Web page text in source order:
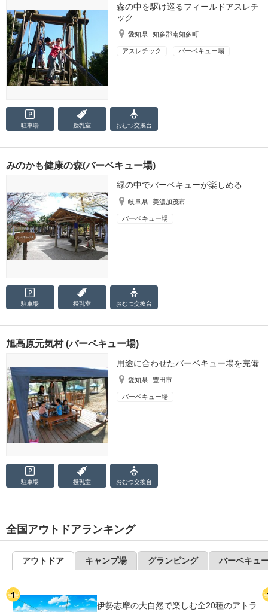
森の中を駆け巡るフィールドアスレチ
ック
愛知県 知多郡南知多町
アスレチック バーベキュー場
駐車場 授乳室 おむつ交換台
みのかも健康の森(バーベキュー場)
緑の中でバーベキューが楽しめる
岐阜県 美濃加茂市
バーベキュー場
駐車場 授乳室 おむつ交換台
旭高原元気村 (バーベキュー場)
用途に合わせたバーベキュー場を完備
愛知県 豊田市
バーベキュー場
駐車場 授乳室 おむつ交換台
全国アウトドアランキング
アウトドア キャンプ場 グランピング バーベキュ
伊勢志摩の大自然で楽しむ全20種のアトラ